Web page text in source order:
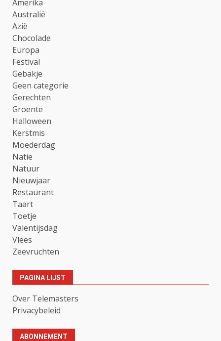
Amerika
Australië
Azië
Chocolade
Europa
Festival
Gebakje
Geen categorie
Gerechten
Groente
Halloween
Kerstmis
Moederdag
Natie
Natuur
Nieuwjaar
Restaurant
Taart
Toetje
Valentijsdag
Vlees
Zeevruchten
PAGINA LIJST
Over Telemasters
Privacybeleid
ABONNEMENT